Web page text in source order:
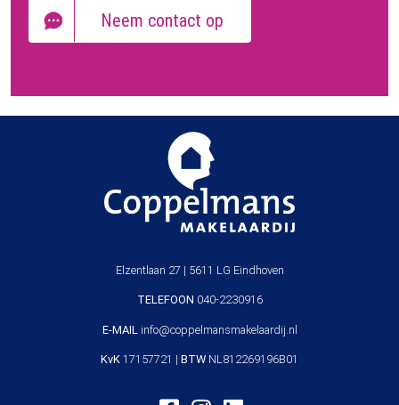
Neem contact op
Elzentlaan 27 | 5611 LG Eindhoven
TELEFOON 040-2230916
E-MAIL info@coppelmansmakelaardij.nl
KvK 17157721 | BTW NL812269196B01